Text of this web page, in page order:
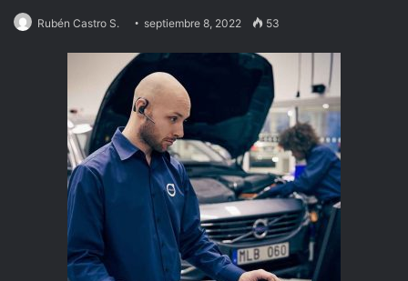
Rubén Castro S. septiembre 8, 2022 53